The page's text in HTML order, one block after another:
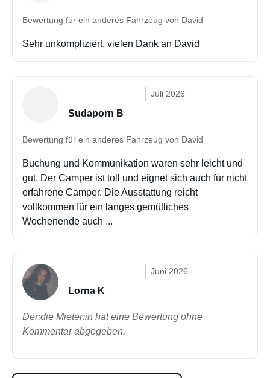
Bewertung für ein anderes Fahrzeug von David
Sehr unkompliziert, vielen Dank an David
Juli 2026
Sudaporn B
Bewertung für ein anderes Fahrzeug von David
Buchung und Kommunikation waren sehr leicht und
gut. Der Camper ist toll und eignet sich auch für nicht
erfahrene Camper. Die Ausstattung reicht
vollkommen für ein langes gemütliches
Wochenende auch ...
Juni 2026
Lorna K
Der:die Mieter:in hat eine Bewertung ohne
Kommentar abgegeben.